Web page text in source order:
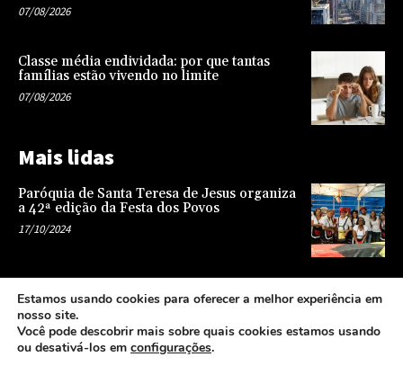
07/08/2026
Classe média endividada: por que tantas
famílias estão vivendo no limite
07/08/2026
Mais lidas
Paróquia de Santa Teresa de Jesus organiza
a 42ª edição da Festa dos Povos
17/10/2024
Representatividade na infância: o papel da
escola na formação de uma sociedade mais
justa e equitativa
26/04/2024
Estamos usando cookies para oferecer a melhor experiência em
nosso site.
Você pode descobrir mais sobre quais cookies estamos usando
ou desativá-los em configurações.